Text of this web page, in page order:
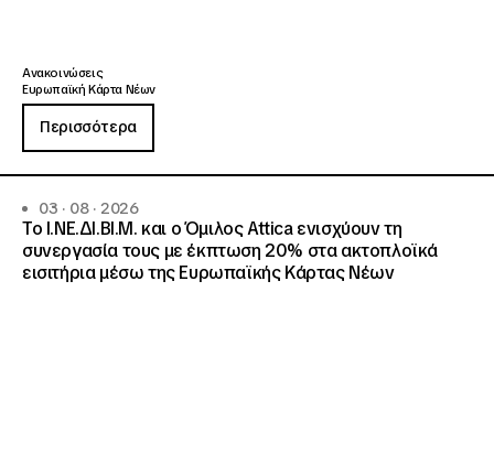
Ανακοινώσεις
Ευρωπαϊκή Κάρτα Νέων
Περισσότερα
03 · 08 · 2026
Το Ι.ΝΕ.ΔΙ.ΒΙ.Μ. και o Όμιλος Attica ενισχύουν τη
συνεργασία τους με έκπτωση 20% στα ακτοπλοϊκά
εισιτήρια μέσω της Ευρωπαϊκής Κάρτας Νέων